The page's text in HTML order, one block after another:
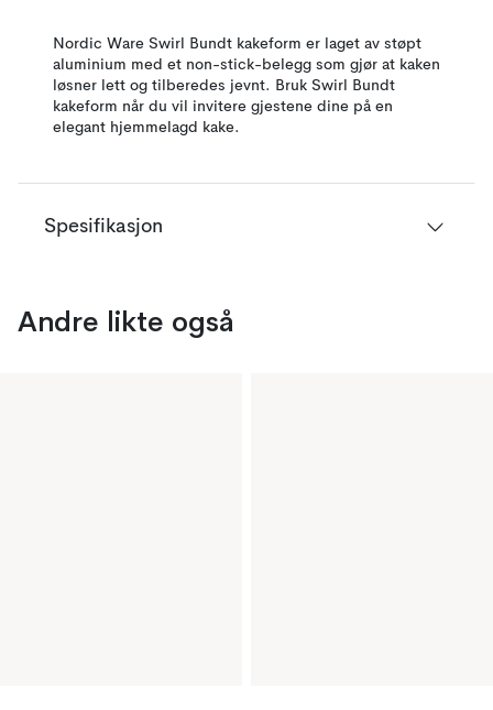
Nordic Ware Swirl Bundt kakeform er laget av støpt
aluminium med et non-stick-belegg som gjør at kaken
løsner lett og tilberedes jevnt. Bruk Swirl Bundt
kakeform når du vil invitere gjestene dine på en
elegant hjemmelagd kake.
Spesifikasjon
Andre likte også